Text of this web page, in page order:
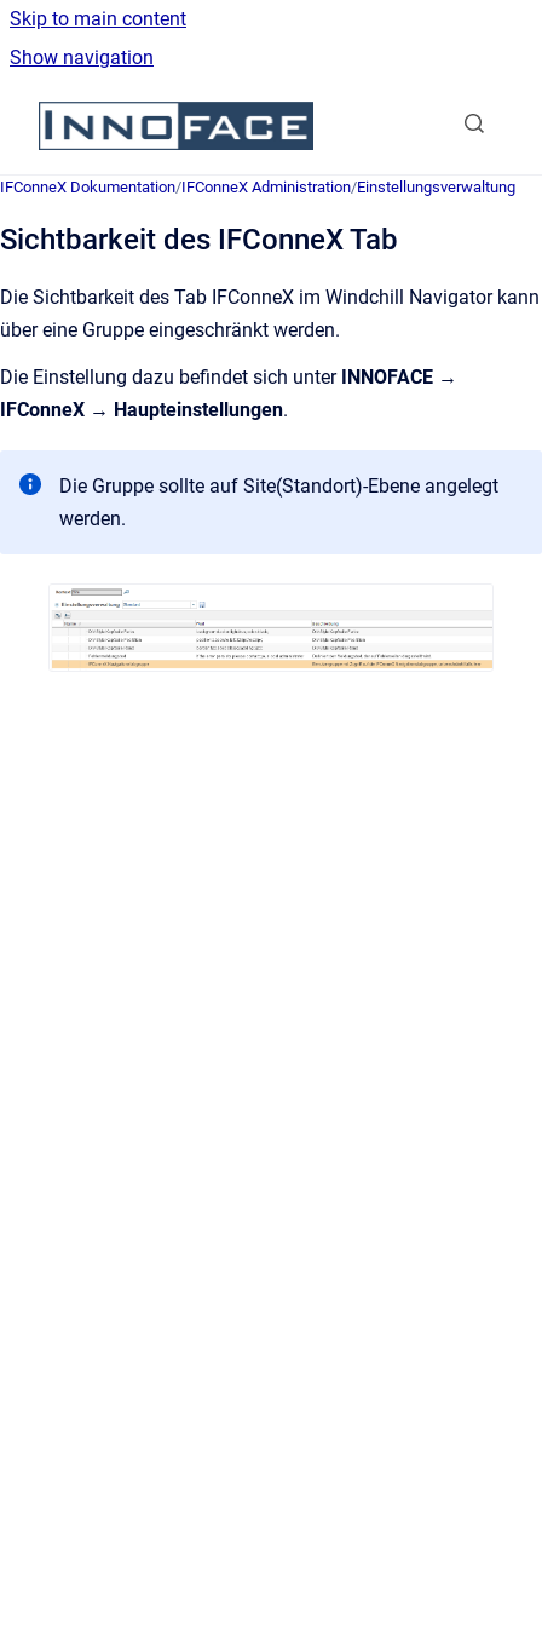
Skip to main content
Show navigation
Go to homepage
IFConneX Dokumentation/IFConneX Administration/Einstellungsverwaltung
Sichtbarkeit des IFConneX Tab
Die Sichtbarkeit des Tab IFConneX im Windchill Navigator kann
über eine Gruppe eingeschränkt werden.
Die Einstellung dazu befindet sich unter INNOFACE →
IFConneX → Haupteinstellungen.
Die Gruppe sollte auf Site(Standort)-Ebene angelegt
werden.